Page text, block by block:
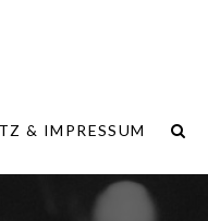
& IMPRESSUM